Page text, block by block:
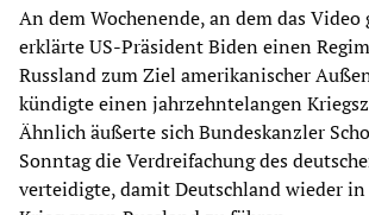
An dem Wochenende, an dem das Video
erklärte US-Präsident Biden einen
Russland zum Ziel amerikanischer
kündigte einen jahrzehntelangen
Ähnlich äußerte sich Bundeskanzler
Sonntag die Verdreifachung des
verteidigte, damit Deutschland wieder in